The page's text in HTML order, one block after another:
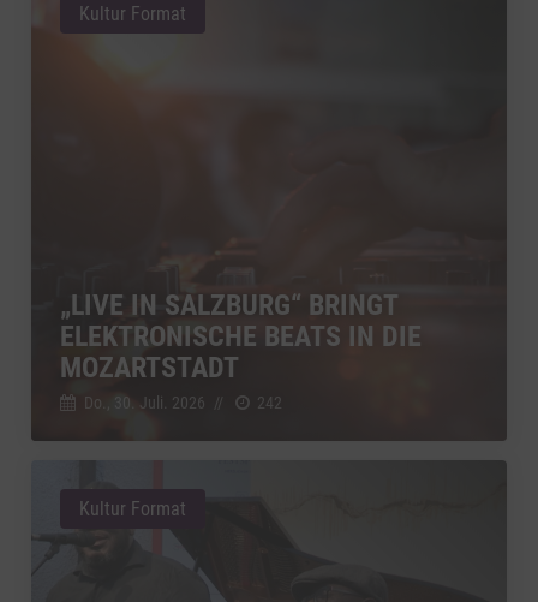
„LIVE IN SALZBURG“ BRINGT
ELEKTRONISCHE BEATS IN DIE
MOZARTSTADT
Do., 30. Juli. 2026 // 242
Kultur Format
Kultur Format